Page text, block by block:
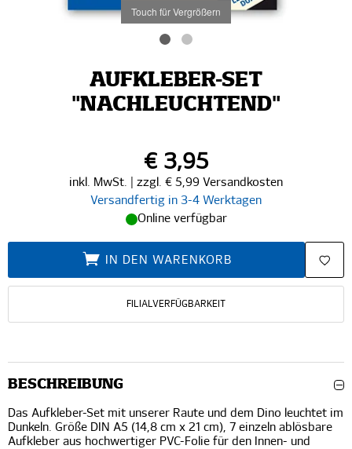
Touch für Vergrößern
AUFKLEBER-SET
"NACHLEUCHTEND"
€ 3,95
inkl. MwSt. | zzgl. € 5,99 Versandkosten
Versandfertig in 3-4 Werktagen
Online verfügbar
IN DEN WARENKORB
FILIALVERFÜGBARKEIT
BESCHREIBUNG
Das Aufkleber-Set mit unserer Raute und dem Dino leuchtet im
Dunkeln. Größe DIN A5 (14,8 cm x 21 cm), 7 einzeln ablösbare
Aufkleber aus hochwertiger PVC-Folie für den Innen- und